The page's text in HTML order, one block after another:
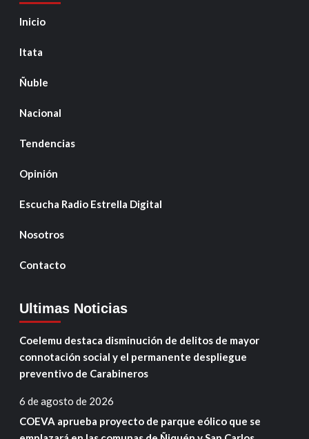
Inicio
Itata
Ñuble
Nacional
Tendencias
Opinión
Escucha Radio Estrella Digital
Nosotros
Contacto
Ultimas Noticias
Coelemu destaca disminución de delitos de mayor
connotación social y el permanente despliegue
preventivo de Carabineros
6 de agosto de 2026
COEVA aprueba proyecto de parque eólico que se